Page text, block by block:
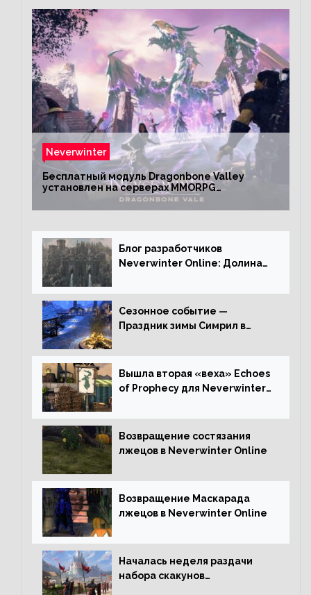
Neverwinter
Бесплатный модуль Dragonbone Valley
установлен на серверах MMORPG
Блог разработчиков
Neverwinter Online: Долина
Сезонное событие —
Праздник зимы Симрил в
Вышла вторая «веха» Echoes
of Prophecy для Neverwinter
Возвращение состязания
лжецов в Neverwinter Online
Возвращение Маскарада
лжецов в Neverwinter Online
Началась неделя раздачи
набора скакунов